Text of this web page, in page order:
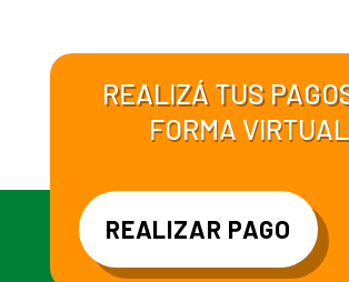
REALIZÁ TUS
FORMA VIRTUAL
REALIZAR PAGO